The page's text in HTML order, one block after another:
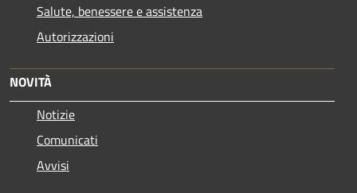
Salute, benessere e assistenza
Autorizzazioni
NOVITÀ
Notizie
Comunicati
Avvisi